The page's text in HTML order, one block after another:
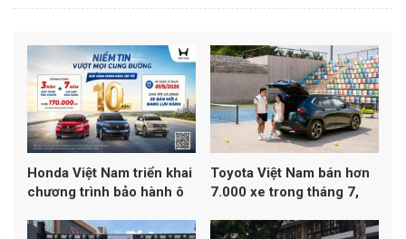
Honda Việt Nam triển khai
chương trình bảo hành ô
Toyota Việt Nam bán hơn
7.000 xe trong tháng 7,
doanh số